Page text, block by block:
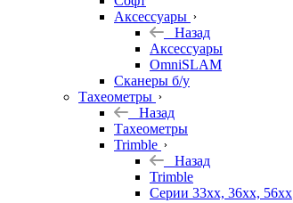
Аксессуары
Назад
Аксессуары
OmniSLAM
Сканеры б/у
Тахеометры
Назад
Тахеометры
Trimble
Назад
Trimble
Серии 33xx, 36xx, 56xx